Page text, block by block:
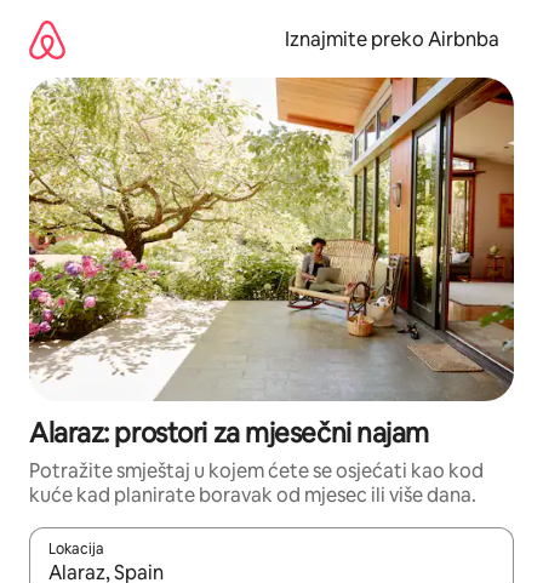
sadržaj
Iznajmite preko Airbnba
Alaraz: prostori za mjesečni najam
Potražite smještaj u kojem ćete se osjećati kao kod
kuće kad planirate boravak od mjesec ili više dana.
Lokacija
Kada budu dostupni rezultati, moći ćete ih pregledati